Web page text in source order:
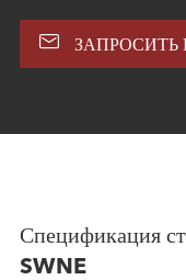
 ЗАПРОСИТЬ
Спецификация
SWNE